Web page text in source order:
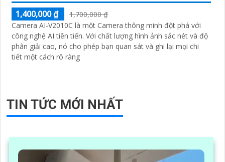
1,400,000 ₫
1,700,000 ₫
Camera AI-V2010C là một Camera thông minh đột phá với
công nghệ AI tiên tiến. Với chất lượng hình ảnh sắc nét và độ
phân giải cao, nó cho phép bạn quan sát và ghi lại mọi chi
tiết một cách rõ ràng
TIN TỨC MỚI NHẤT